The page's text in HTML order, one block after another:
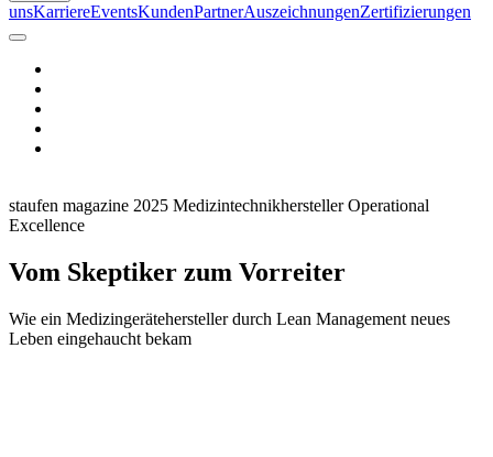
unsKarriereEventsKundenPartnerAuszeichnungenZertifizierungen
staufen magazine 2025 Medizintechnikhersteller Operational
Excellence
Vom Skeptiker zum Vorreiter
Wie ein Medizingerätehersteller durch Lean Management neues
Leben eingehaucht bekam